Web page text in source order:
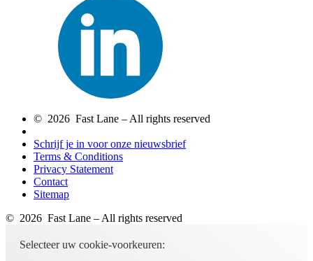
© 2026 Fast Lane – All rights reserved
Schrijf je in voor onze nieuwsbrief
Terms & Conditions
Privacy Statement
Contact
Sitemap
© 2026 Fast Lane – All rights reserved
Selecteer uw cookie-voorkeuren: